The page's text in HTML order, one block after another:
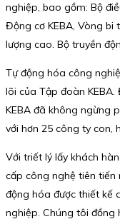
nghiệp, bao gồm: Bộ
Động cơ KEBA, Vòng bi
lượng cao. Bộ truyền
Tự động hóa công
lõi của Tập đoàn
KEBA đã không ngừng
với hơn 25 công ty con,
Với triết lý lấy khách
cấp công nghệ tiên
động hóa được thiết kế
nghiệp. Chúng tôi đồng